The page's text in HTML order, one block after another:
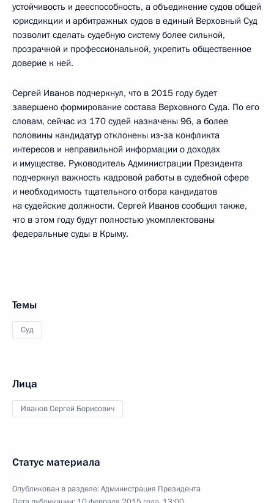
устойчивость и дееспособность, а объединение судов общей
юрисдикции и арбитражных судов в единый Верховный Суд
позволит сделать судебную систему более сильной,
прозрачной и профессиональной, укрепить общественное
доверие к ней.
Сергей Иванов подчеркнул, что в 2015 году будет
завершено формирование состава Верховного Суда. По его
словам, сейчас из 170 судей назначены 96, а более
половины кандидатур отклонены из‑за конфликта
интересов и неправильной информации о доходах
и имуществе. Руководитель Администрации Президента
подчеркнул важность кадровой работы в судебной сфере
и необходимость тщательного отбора кандидатов
на судейские должности. Сергей Иванов сообщил также,
что в этом году будут полностью укомплектованы
федеральные суды в Крыму.
Темы
Суд
Лица
Иванов Сергей Борисович
Статус материала
Опубликован в разделе:Администрация Президента